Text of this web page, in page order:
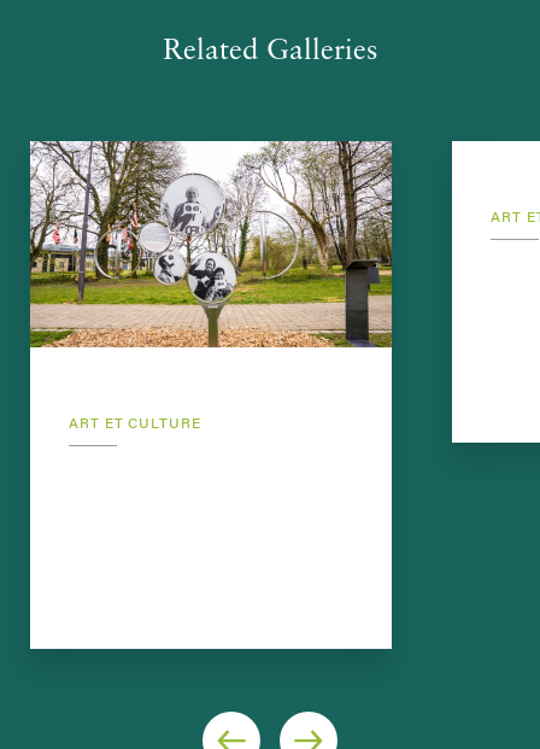
Related Galleries
ART ET CULTURE
ART